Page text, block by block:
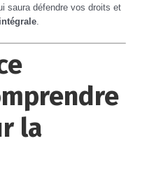
saura défendre vos droits et
.
la